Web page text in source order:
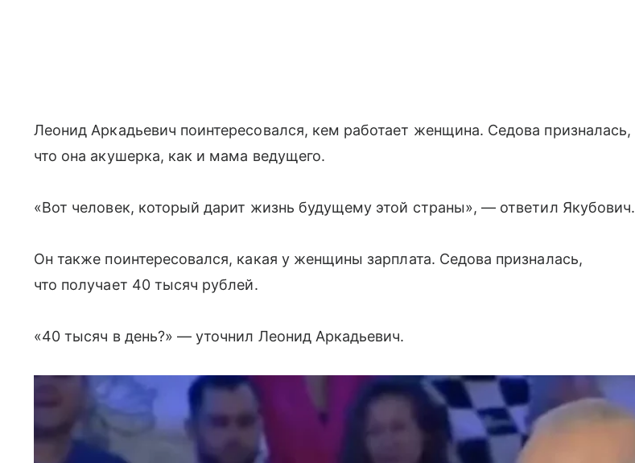
Леонид Аркадьевич поинтересовался, кем работает женщина. Седова призналась,
что она акушерка, как и мама ведущего.
«Вот человек, который дарит жизнь будущему этой страны», — ответил Якубович.
Он также поинтересовался, какая у женщины зарплата. Седова призналась,
что получает 40 тысяч рублей.
«40 тысяч в день?» — уточнил Леонид Аркадьевич.